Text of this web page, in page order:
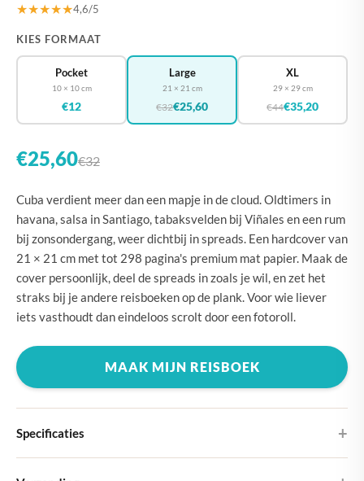
★★★★★4,6/5
KIES FORMAAT
Pocket
10 × 10 cm
€12
Large
21 × 21 cm
€32€25,60
XL
29 × 29 cm
€44€35,20
€25,60€32
Cuba verdient meer dan een mapje in de cloud. Oldtimers in
havana, salsa in Santiago, tabaksvelden bij Viñales en een rum
bij zonsondergang, weer dichtbij in spreads. Een hardcover van
21 × 21 cm met tot 298 pagina's premium mat papier. Maak de
cover persoonlijk, deel de spreads in zoals je wil, en zet het
straks bij je andere reisboeken op de plank. Voor wie liever
iets vasthoudt dan eindeloos scrolt door een fotoroll.
MAAK MIJN REISBOEK
Specificaties